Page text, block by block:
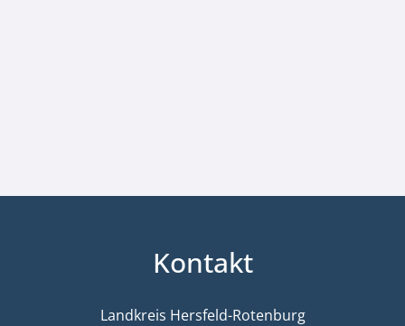
Kontakt
Landkreis Hersfeld-Rotenburg